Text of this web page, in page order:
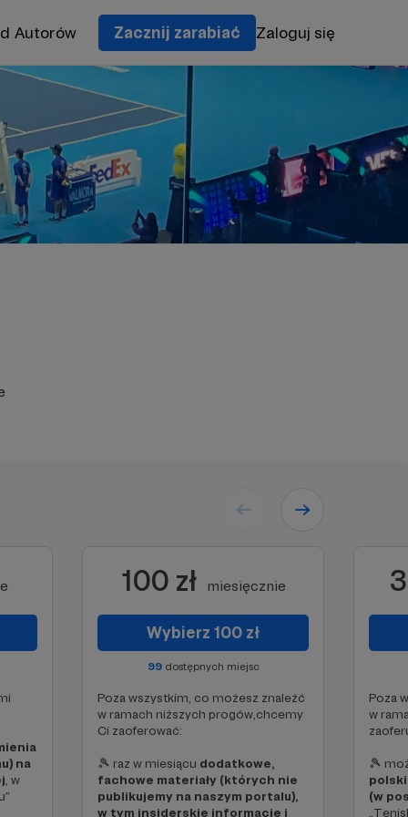
Autorów Zacznij zarabiać Zaloguj się
na
, w
100 zł miesięcznie
Wybierz 100 zł
99dostępnych miejsc
Poza wszystkim, co możesz znaleźć
w ramach niższych progów,chcemy
Ci zaoferować:
🎾 raz w miesiącu dodatkowe,
fachowe materiały (których nie
publikujemy na naszym portalu),
w tym insiderskie informacje i
Poza
w
🎾
(w